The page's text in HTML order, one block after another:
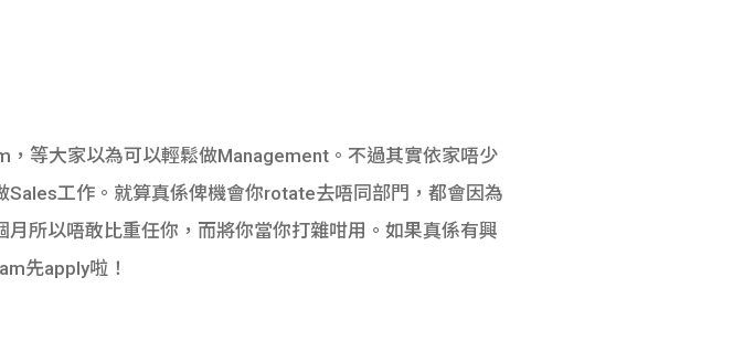
等大家以為可以輕鬆做Management。不過其實依家唔少
工作。就算真係俾機會你rotate去唔同部門，都會因為
所以唔敢比重任你，而將你當你打雜咁用。如果真係有興
先apply啦！